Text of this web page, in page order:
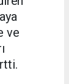
ve